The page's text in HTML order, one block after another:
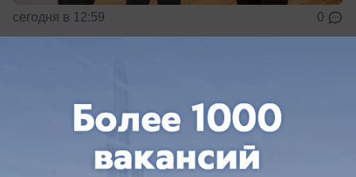
сегодня в 12:59 0
клещей с начала 2026 года
Более 3400 человек обратились в больницу
после укуса клеща на Кубани